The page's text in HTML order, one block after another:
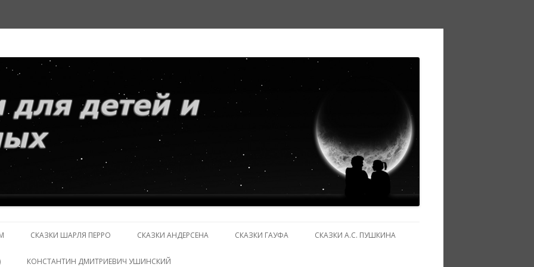
взрослых
содержимому
СКАЗКИ ШАРЛЯ ПЕРРО СКАЗКИ АНДЕРСЕНА СКАЗКИ ГАУФА СКАЗКИ А.С. ПУШКИНА
КОНСТАНТИН ДМИТРИЕВИЧ УШИНСКИЙ